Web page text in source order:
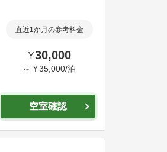
直近1か月の参考料金
¥30,000
～ ¥35,000/泊
空室確認